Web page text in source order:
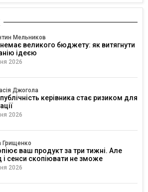
Мельников
великого бюджету: як витягнути
ідеєю
2026
Джогола
керівника стає ризиком для
2026
Грищенко
ваш продукт за три тижні. Але
і сенси скопіювати не зможе
2026